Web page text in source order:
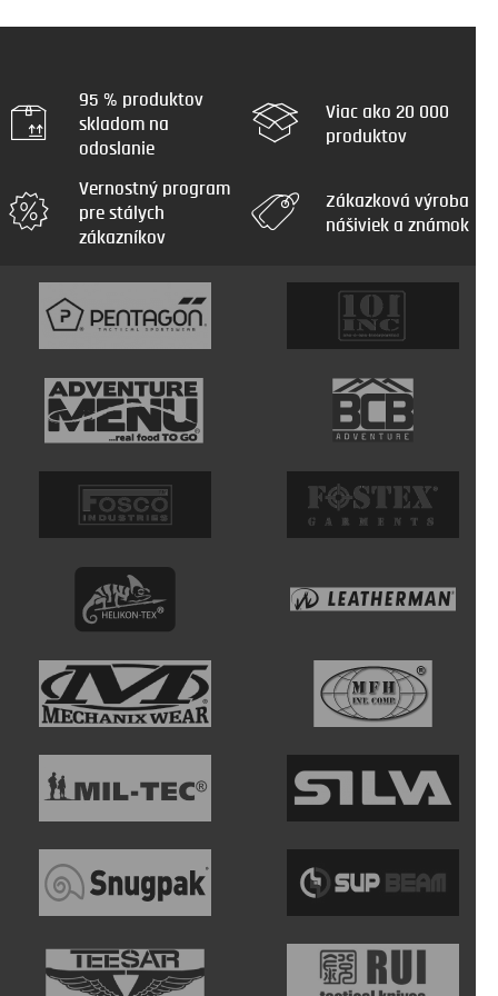
95 % produktov
skladom na
odoslanie
Viac ako 20 000
produktov
Vernostný program
pre stálych
zákazníkov
Zákazková výroba
nášiviek a známok